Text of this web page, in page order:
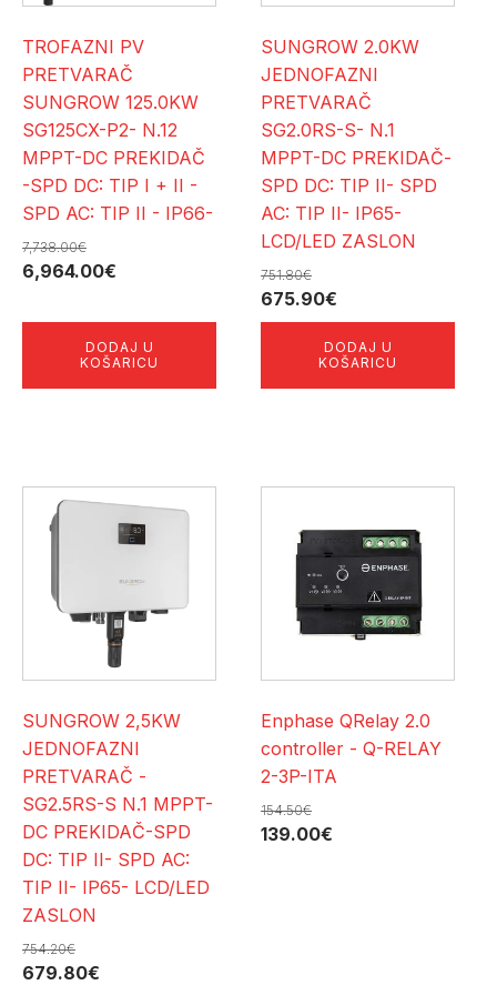
TROFAZNI PV
PRETVARAČ
SUNGROW 125.0KW
SG125CX-P2- N.12
MPPT-DC PREKIDAČ
-SPD DC: TIP I + II -
SPD AC: TIP II - IP66-
7,738.00€
Izvorna
bila
6,964.00€
je:
6,964.00€.
DODAJ U
KOŠARICU
SUNGROW 2.0KW
JEDNOFAZNI
PRETVARAČ
SG2.0RS-S- N.1
MPPT-DC PREKIDAČ-
SPD DC: TIP II- SPD
AC: TIP II- IP65-
LCD/LED ZASLON
751.80€
Izvorna
cijena
675.90€
cijena
je:
DODAJ U
KOŠARICU
SUNGROW 2,5KW
JEDNOFAZNI
PRETVARAČ -
SG2.5RS-S N.1 MPPT-
DC PREKIDAČ-SPD
DC: TIP II- SPD AC:
TIP II- IP65- LCD/LED
ZASLON
754.20€
Izvorna
679.80€
Enphase QRelay 2.0
controller - Q-RELAY
2-3P-ITA
154.50€
Izvorna
139.00€